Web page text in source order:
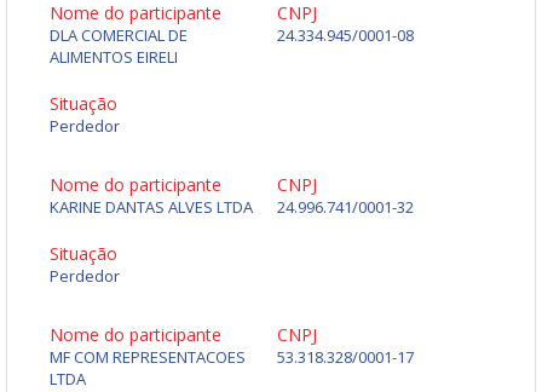
Nome do participante
DLA COMERCIAL DE
ALIMENTOS EIRELI
CNPJ
24.334.945/0001-08
Situação
Perdedor
Nome do participante
KARINE DANTAS ALVES LTDA
CNPJ
24.996.741/0001-32
Situação
Perdedor
Nome do participante
MF COM REPRESENTACOES
LTDA
CNPJ
53.318.328/0001-17